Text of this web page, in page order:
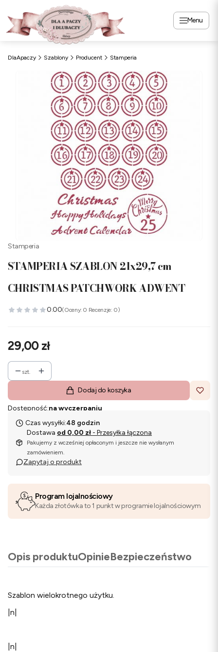
Menu
DlaApaczy Szablony Producent Stamperia
Stamperia
STAMPERIA SZABLON 21x29,7 cm
CHRISTMAS PATCHWORK ADWENT
0.00(Oceny: 0 Recenzje: 0)
Cena
29,00 zł
szt.
Dodaj do koszyka
Dostępność:na wyczerpaniu
Czas wysyłki:48 godzin
Dostawa od 0,00 zł - Przesyłka łączona
Pakujemy z wcześniej opłaconym i jeszcze nie wysłanym
zamówieniem.
Zapytaj o produkt
Program lojalnościowy
Każda złotówka to 1 punkt w programie lojalnościowym
Opis produktuOpinieBezpieczeństwo
Szablon wielokrotnego użytku.
|n|
|n|